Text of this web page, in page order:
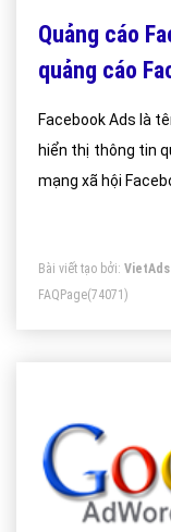
Quảng cáo
quảng cáo
Facebook Ads là
hiển thị thông tin
mạng xã hội
Bài viết tạo bởi: VietAds
FAQPage(74071)